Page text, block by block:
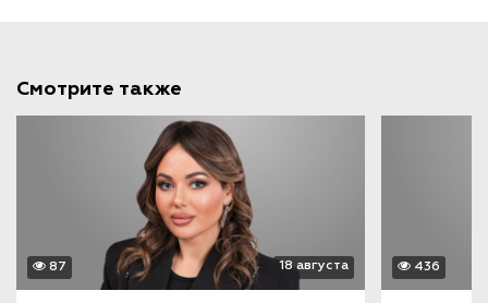
Смотрите также
87 18 августа 436